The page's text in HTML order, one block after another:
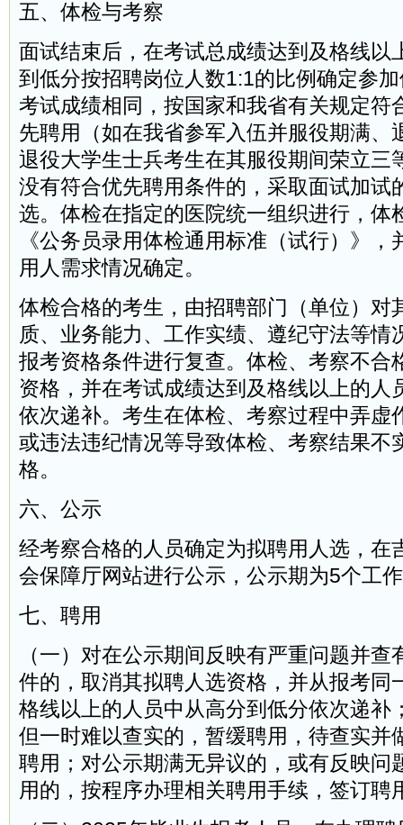
五、体检与考察
面试结束后，在考试总成绩达到及格线以
到低分按招聘岗位人数1:1的比例确定参
考试成绩相同，按国家和我省有关规定符
先聘用（如在我省参军入伍并服役期满、
退役大学生士兵考生在其服役期间荣立三
没有符合优先聘用条件的，采取面试加试
选。体检在指定的医院统一组织进行，体
《公务员录用体检通用标准（试行）》
用人需求情况确定。
体检合格的考生，由招聘部门（单位）对
质、业务能力、工作实绩、遵纪守法等情
报考资格条件进行复查。体检、考察不合
资格，并在考试成绩达到及格线以上的人
依次递补。考生在体检、考察过程中弄虚
或违法违纪情况等导致体检、考察结果不
格。
六、公示
经考察合格的人员确定为拟聘用人选，在
会保障厅网站进行公示，公示期为5个工
七、聘用
（一）对在公示期间反映有严重问题并
件的，取消其拟聘人选资格，并从报考同
格线以上的人员中从高分到低分依次递补
但一时难以查实的，暂缓聘用，待查实并
聘用；对公示期满无异议的，或有反映问
用的，按程序办理相关聘用手续，签订聘